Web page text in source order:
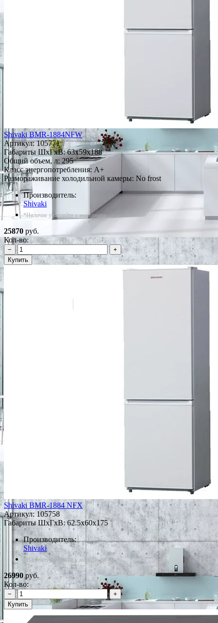
Shivaki BMR-1884NFW
Артикул:105771
Габариты ШxГxВ: 63x59x188
Общий объем, л: 295
Класс энергопотребления: A+
Размораживание холодильной камеры: No frost
Производитель:
Shivaki
*Наличие уточняйте у менеджера
25870 руб.
Кол-во:
−
+
Купить
Shivaki BMR-1884 NFX
Артикул: 105758
Габариты ШxГxВ: 62.5x60x175
Производитель:
Shivaki
*Наличие уточняйте у менеджера
26990руб.
Кол-во:
−
+
Купить